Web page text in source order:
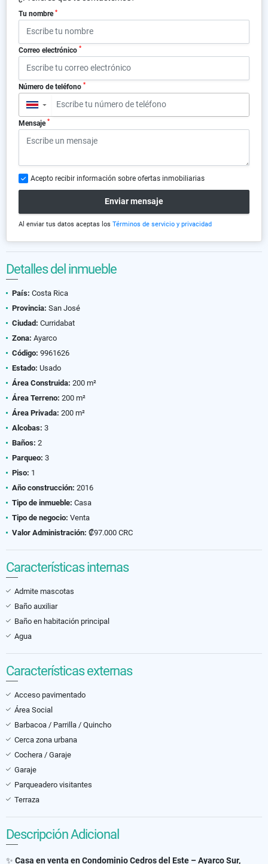
Tu nombre *
Correo electrónico *
Número de teléfono *
▼
Mensaje *
Acepto recibir información sobre ofertas inmobiliarias
Enviar mensaje
Al enviar tus datos aceptas los Términos de servicio y privacidad
Detalles del inmueble
País: Costa Rica
Provincia: San José
Ciudad: Curridabat
Zona: Ayarco
Código: 9961626
Estado: Usado
Área Construida: 200 m²
Área Terreno: 200 m²
Área Privada: 200 m²
Alcobas: 3
Baños: 2
Parqueo: 3
Piso: 1
Año construcción: 2016
Tipo de inmueble: Casa
Tipo de negocio: Venta
Valor Administración: ₡97.000 CRC
Características internas
Admite mascotas
Baño auxiliar
Baño en habitación principal
Agua
Características externas
Acceso pavimentado
Área Social
Barbacoa / Parrilla / Quincho
Cerca zona urbana
Cochera / Garaje
Garaje
Parqueadero visitantes
Terraza
Descripción Adicional
✨ Casa en venta en Condominio Cedros del Este – Ayarco Sur,